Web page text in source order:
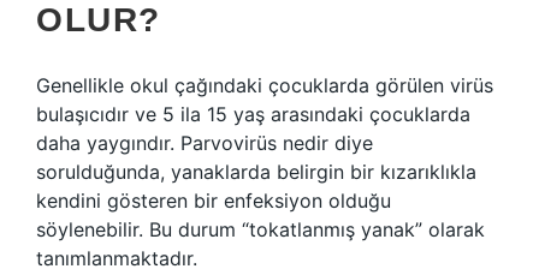
OLUR?
Genellikle okul çağındaki çocuklarda görülen virüs
bulaşıcıdır ve 5 ila 15 yaş arasındaki çocuklarda
daha yaygındır. Parvovirüs nedir diye
sorulduğunda, yanaklarda belirgin bir kızarıklıkla
kendini gösteren bir enfeksiyon olduğu
söylenebilir. Bu durum “tokatlanmış yanak” olarak
tanımlanmaktadır.